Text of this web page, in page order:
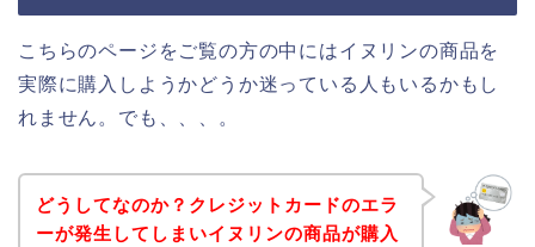
こちらのページをご覧の方の中にはイヌリンの商品を
実際に購入しようかどうか迷っている人もいるかもし
れません。でも、、、。
どうしてなのか？クレジットカードのエラ
ーが発生してしまいイヌリンの商品が購入